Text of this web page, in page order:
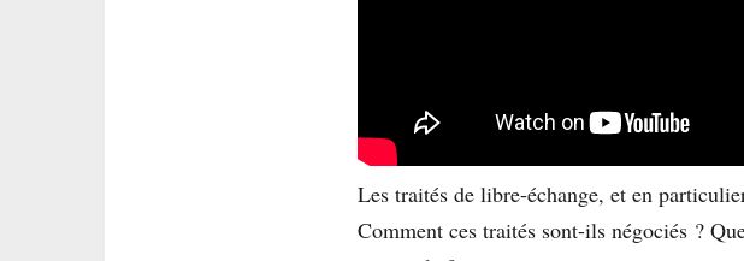
Les traités de libre-échange, et en
Comment ces traités sont-ils négociés ?